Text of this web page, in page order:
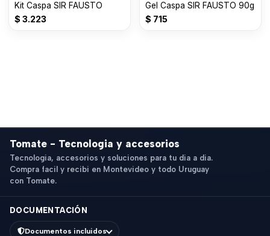
Kit Caspa SIR FAUSTO
$ 3.223
Gel Caspa SIR FAUSTO 90g
$ 715
Tomate - Tecnologia y accesorios
Tecnologia, accesorios y soluciones para tu dia a dia.
Compra facil y recibi en Montevideo y todo Uruguay
con Tomate.
DOCUMENTACIÓN
Documentos incluidos